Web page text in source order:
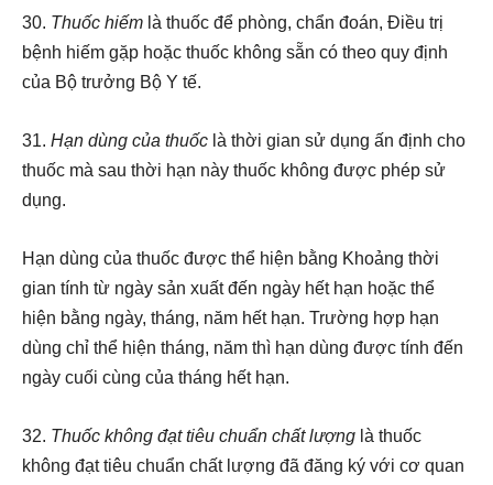
30. Thuốc hiếm là thuốc để phòng, chẩn đoán, Điều trị
bệnh hiếm gặp hoặc thuốc không sẵn có theo quy định
của Bộ trưởng Bộ Y tế.
31. Hạn dùng của thuốc là thời gian sử dụng ấn định cho
thuốc mà sau thời hạn này thuốc không được phép sử
dụng.
Hạn dùng của thuốc được thể hiện bằng Khoảng thời
gian tính từ ngày sản xuất đến ngày hết hạn hoặc thể
hiện bằng ngày, tháng, năm hết hạn. Trường hợp hạn
dùng chỉ thể hiện tháng, năm thì hạn dùng được tính đến
ngày cuối cùng của tháng hết hạn.
32. Thuốc không đạt tiêu chuẩn chất lượng là thuốc
không đạt tiêu chuẩn chất lượng đã đăng ký với cơ quan